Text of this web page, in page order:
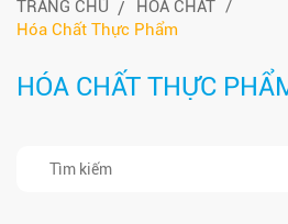
TRANG CHỦ
HÓA CHẤT
Hóa Chất Thực Phẩm
HÓA CHẤT THỰC